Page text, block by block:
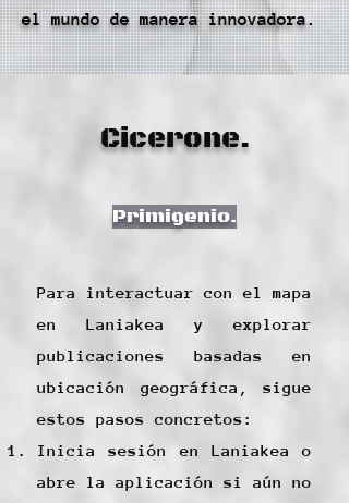
el mundo de manera innovadora.
Cicerone.
Primigenio.
Para interactuar con el mapa
en Laniakea y explorar
publicaciones basadas en
ubicación geográfica, sigue
estos pasos concretos:
Inicia sesión en Laniakea o
abre la aplicación si aún no